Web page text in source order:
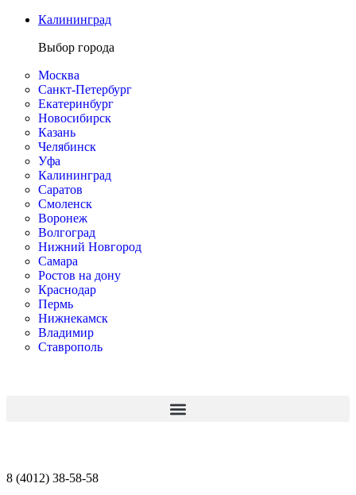
Калининград
Выбор города
Москва
Санкт-Петербург
Екатеринбург
Новосибирск
Казань
Челябинск
Уфа
Калининград
Саратов
Смоленск
Воронеж
Волгоград
Нижний Новгород
Самара
Ростов на дону
Краснодар
Пермь
Нижнекамск
Владимир
Ставрополь
8 (4012) 38-58-58